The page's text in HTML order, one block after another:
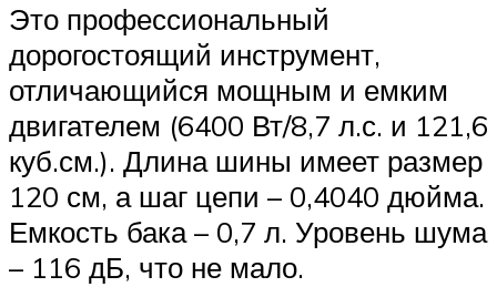
Это профессиональный
дорогостоящий инструмент,
отличающийся мощным и емким
двигателем (6400 Вт/8,7 л.с. и 121,6
куб.см.). Длина шины имеет размер
120 см, а шаг цепи – 0,4040 дюйма.
Емкость бака – 0,7 л. Уровень шума
– 116 дБ, что не мало.